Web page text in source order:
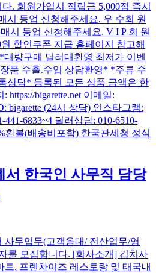
. 회원가입시 적립금 5,000점 즉시
시 등업 신청해주세요. 우 수회 원
시 등업 신청해주세요. V I P 회 원
할인쿠폰 지급 홈페이지 참고해
*대량구매 딜러대환영 최저가 이벤
품 수출.수입 상담환영* *주류 수
상담* 등록된 모든 상품 금액은 한
https://bigarette.net 이메일:
bigarette (24시 상담) 인스타그램:
441-6833~4 딜러상담: 010-6510-
환불(배송비포함) 한국관세청 정식
서 한국인 사무직 담당
사무업무(고객응대/ 전산업무/영
를 모집합니다. [회사소개] 김치사
트, 프렌차이즈 레스토랑 및 태국내